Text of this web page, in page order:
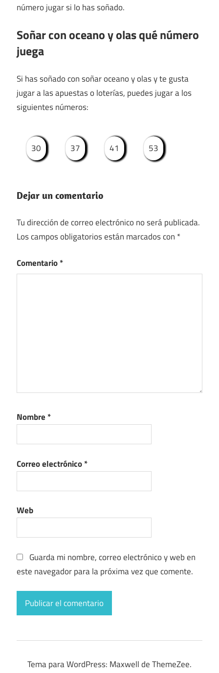
número jugar si lo has soñado.
Soñar con oceano y olas qué número
juega
Si has soñado con soñar oceano y olas y te gusta
jugar a las apuestas o loterías, puedes jugar a los
siguientes números:
30 37 41 53
Dejar un comentario
Tu dirección de correo electrónico no será publicada.
Los campos obligatorios están marcados con *
Comentario*
Nombre *
Correo electrónico*
Web
Guarda mi nombre, correo electrónico y web en
este navegador para la próxima vez que comente.
Tema para WordPress: Maxwell de ThemeZee.